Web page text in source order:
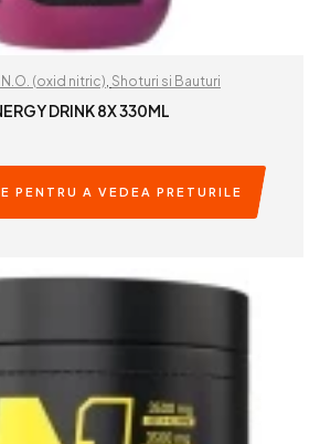
N.O. (oxid nitric) Shoturi si Bauturi
DRINK 8X 330ML
PENTRU A VEDEA PRETURILE